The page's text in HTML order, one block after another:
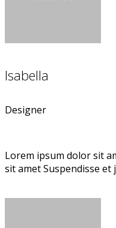
Isabella
Designer
Lorem ipsum dolor sit
sit amet Suspendisse et